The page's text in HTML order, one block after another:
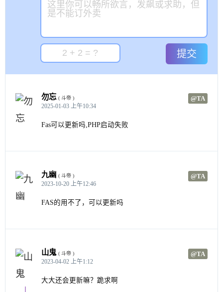
提交
勿忘 @TA
( 斗帝 )
2025-01-03 上午10:34
Fas可以更新吗,PHP启动失败
九幽 @TA
( 斗帝 )
2023-10-20 上午12:46
FAS的用不了，可以更新吗
山鬼 @TA
( 斗帝 )
2023-04-02 上午1:12
大大还会更新嘛？跪求啊